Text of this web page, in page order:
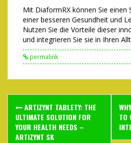
Mit DiaformRX können Sie einen
einer besseren Gesundheit und
Nutzen Sie die Vorteile dieser
und integrieren Sie sie in Ihren
permalink
Post
navigation
ARTIZYNT TABLETY: THE
ULTIMATE SOLUTION FOR
YOUR HEALTH NEEDS –
ARTIZYNT SK
TO